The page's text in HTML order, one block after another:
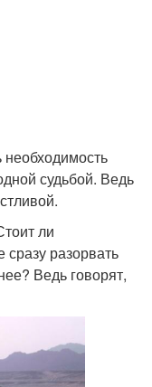
судьбой. Ведь
ли
разорвать
Ведь говорят,